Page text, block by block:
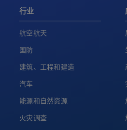
行业
航空航天
国防
建筑、工程和建造
汽车
能源和自然资源
火灾调查